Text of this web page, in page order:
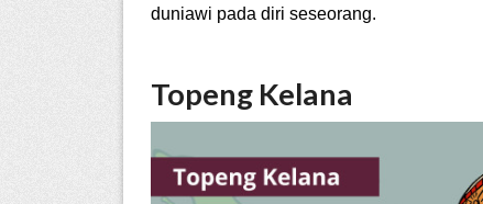
duniawi pada diri seseorang.
Topeng Kelana